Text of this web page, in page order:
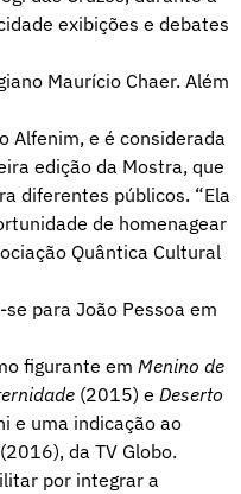
exibições e debates
Maurício Chaer. Além
Alfenim, e é considerada
edição da Mostra, que
diferentes públicos. “Ela
de homenagear
Quântica Cultural
para João Pessoa em
figurante em Menino de
(2015) e Deserto
e uma indicação ao
(2016), da TV Globo.
por integrar a